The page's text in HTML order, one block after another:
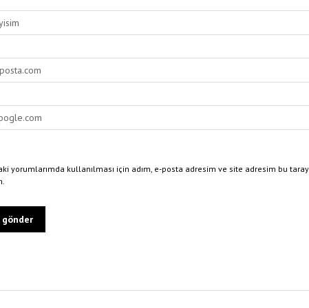
yorumlarımda kullanılması için adım, e-posta adresim ve site adresim bu